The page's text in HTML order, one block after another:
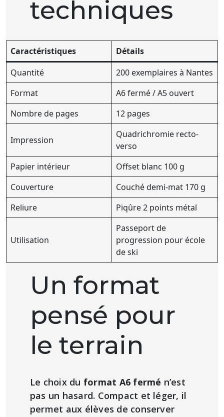
techniques
Caractéristiques
Détails
Quantité
200 exemplaires à Nantes
Format
A6 fermé / A5 ouvert
Nombre de pages
12 pages
Impression
Quadrichromie recto-
verso
Papier intérieur
Offset blanc 100 g
Couverture
Couché demi-mat 170 g
Reliure
Piqûre 2 points métal
Utilisation
Passeport de
progression pour école
de ski
Un format
pensé pour
le terrain
Le choix du format A6 fermé n’est
pas un hasard. Compact et léger, il
permet aux élèves de conserver